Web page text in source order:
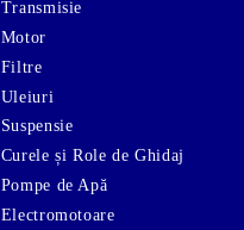
Transmisie
Motor
Filtre
Uleiuri
Suspensie
Curele și Role de Ghidaj
Pompe de Apă
Electromotoare